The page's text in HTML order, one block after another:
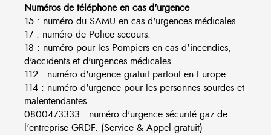
Numéros de téléphone en cas d'urgence
15 : numéro du SAMU en cas d'urgences médicales.
17 : numéro de Police secours.
18 : numéro pour les Pompiers en cas d'incendies,
d'accidents et d'urgences médicales.
112 : numéro d'urgence gratuit partout en Europe.
114 : numéro d'urgence pour les personnes sourdes et
malentendantes.
0800473333 : numéro d'urgence sécurité gaz de
l'entreprise GRDF. (Service & Appel gratuit)